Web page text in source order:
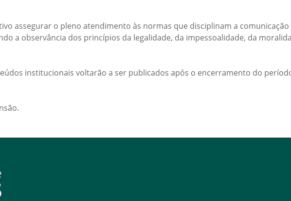
assegurar o pleno atendimento às normas que disciplinam a
a observância dos princípios da legalidade, da impessoalidade, da
institucionais voltarão a ser publicados após o encerramento do